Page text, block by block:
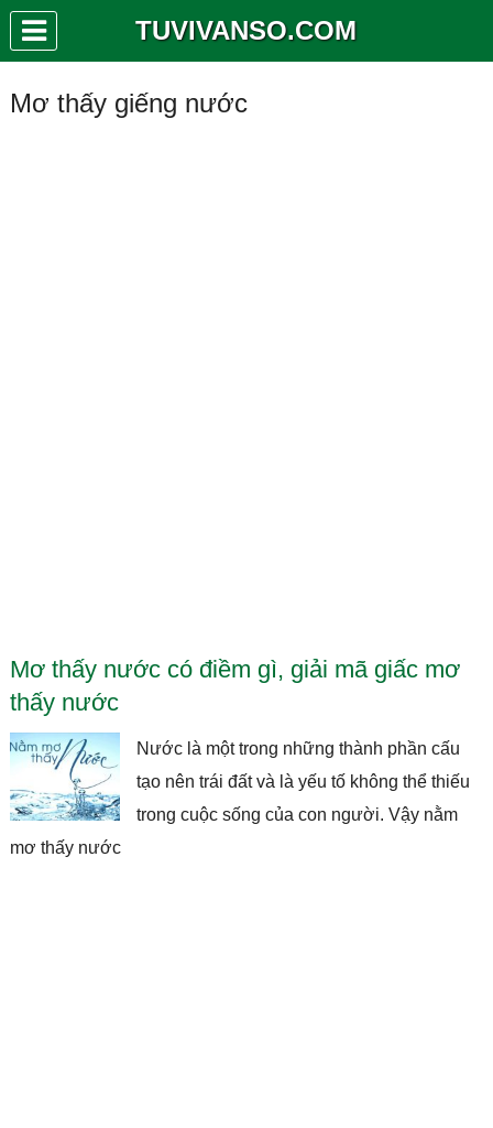
TUVIVANSO.COM
Mơ thấy giếng nước
Mơ thấy nước có điềm gì, giải mã giấc mơ
thấy nước
Nước là một trong những thành phần cấu
tạo nên trái đất và là yếu tố không thể thiếu
trong cuộc sống của con người. Vậy nằm
mơ thấy nước